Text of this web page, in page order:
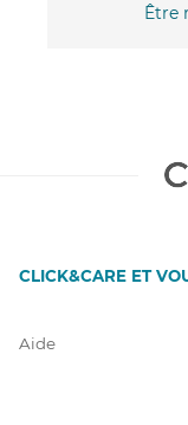
Être
CLICK&CARE ET
Aide